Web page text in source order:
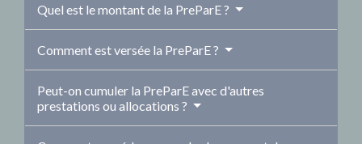
Quel est le montant de la PreParE ?
Comment est versée la PreParE ?
Peut-on cumuler la PreParE avec d'autres
prestations ou allocations ?